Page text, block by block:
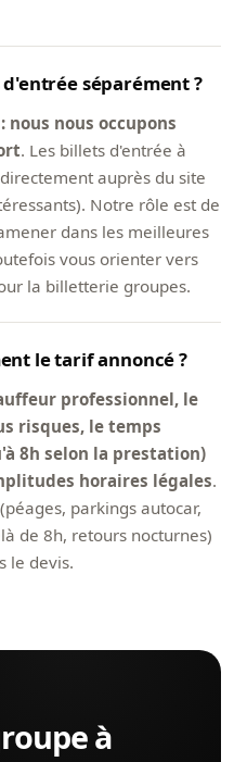
séparément ?
nous nous occupons
. Les billets d'entrée à
auprès du site
Notre rôle est de
dans les meilleures
vous orienter vers
la billetterie groupes.
le tarif annoncé ?
professionnel, le
risques, le temps
8h selon la prestation)
horaires légales.
parkings autocar,
de 8h, retours nocturnes)
le devis.
à